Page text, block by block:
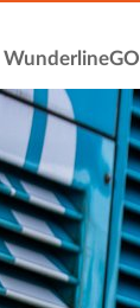
WunderlineGO